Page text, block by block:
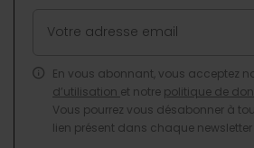
En vous abonnant, vous acceptez
d’utilisation et notre politique de
Vous pourrez vous désabonner à
lien présent dans chaque newsletter